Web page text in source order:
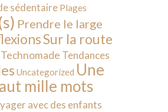
sédentaire Plages
Prendre le large
Sur la route
Technomade Tendances
Uncategorized Une
mille mots
avec des enfants